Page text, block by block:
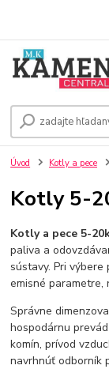
Úvod Kotly a pece
Kotly 5-
Kotly a pece 5-
paliva a
sústavy. Pri
emisné parametre,
Správne
hospodárnu
komín, prívod
navrhnúť odborník